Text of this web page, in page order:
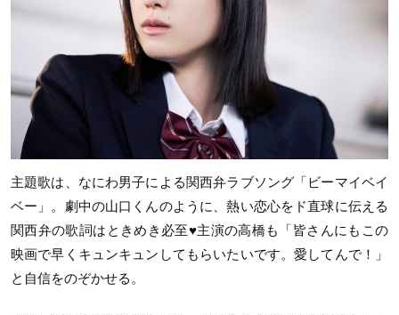
主題歌は、なにわ男子による関西弁ラブソング「ビーマイベイ
ベー」。劇中の山口くんのように、熱い恋心をド直球に伝える
関西弁の歌詞はときめき必至♥主演の高橋も「皆さんにもこの
映画で早くキュンキュンしてもらいたいです。愛してんで！」
と自信をのぞかせる。